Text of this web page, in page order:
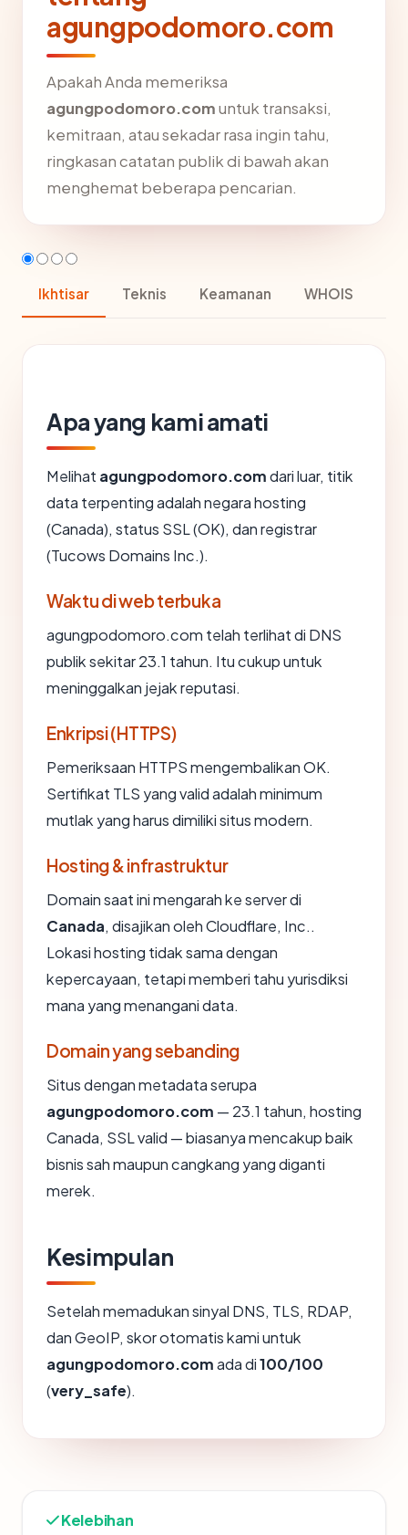
agungpodomoro.com
Apakah Anda memeriksa
agungpodomoro.comuntuk transaksi,
kemitraan, atau sekadar rasa ingin tahu,
ringkasan catatan publik di bawah akan
menghemat beberapa pencarian.
Ikhtisar Teknis Keamanan WHOIS
Apa yang kami amati
Melihat agungpodomoro.comdari luar, titik
data terpenting adalah negara hosting
(Canada), status SSL (OK), dan registrar
(Tucows Domains Inc.).
Waktu di web terbuka
agungpodomoro.com telah terlihat di DNS
publik sekitar 23.1 tahun. Itu cukup untuk
meninggalkan jejak reputasi.
Enkripsi (HTTPS)
Pemeriksaan HTTPS mengembalikan OK.
Sertifikat TLS yang valid adalah minimum
mutlak yang harus dimiliki situs modern.
Hosting & infrastruktur
Domain saat ini mengarah ke server di
Canada, disajikan oleh Cloudflare, Inc..
Lokasi hosting tidak sama dengan
kepercayaan, tetapi memberi tahu yurisdiksi
mana yang menangani data.
Domain yang sebanding
Situs dengan metadata serupa
agungpodomoro.com — 23.1 tahun, hosting
Canada, SSL valid — biasanya mencakup baik
bisnis sah maupun cangkang yang diganti
merek.
Kesimpulan
Setelah memadukan sinyal DNS, TLS, RDAP,
dan GeoIP, skor otomatis kami untuk
agungpodomoro.comada di100/100
(very_safe).
Kelebihan